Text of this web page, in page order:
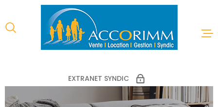
lamenu
contenu
VENTES
EXTRANET SYNDIC